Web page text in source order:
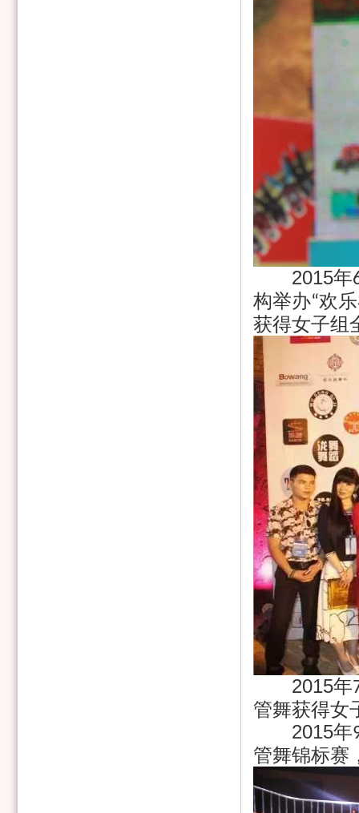
2015年
构举办“欢
获得女子组
2015年
管舞获得女
2015年
管舞锦标赛